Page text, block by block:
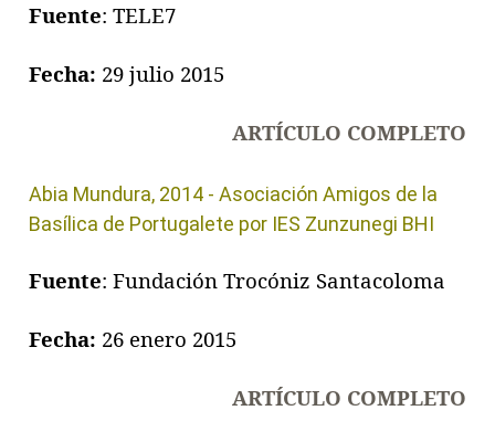
Fuente: TELE7
Fecha: 29 julio 2015
ARTÍCULO COMPLETO
Abia Mundura, 2014 - Asociación Amigos de la
Basílica de Portugalete por IES Zunzunegi BHI
Fuente: Fundación Trocóniz Santacoloma
Fecha: 26 enero 2015
ARTÍCULO COMPLETO